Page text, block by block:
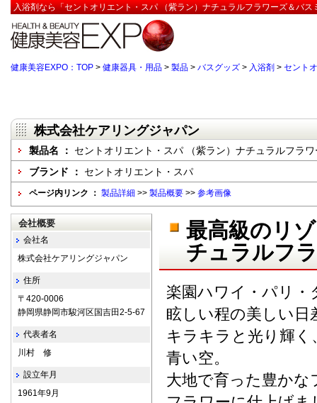
入浴剤なら「セントオリエント・スパ （紫ラン）ナチュラルフラワーズ＆バ
健康美容EXPO：TOP > 健康器具・用品 > 製品 > バスグッズ > 入浴剤 > セント
株式会社ケアリングジャパン
製品名 ： セントオリエント・スパ （紫ラン）ナチュラルフラ
ブランド ： セントオリエント・スパ
ページ内リンク ： 製品詳細 >> 製品概要 >> 参考画像
最高級のリ
チュラルフ
楽園ハワイ・パリ・
眩しい程の美しい日
キラキラと光り輝
青い空。
大地で育った豊か
会社概要
会社名
株式会社ケアリングジャパン
住所
〒420-0006
静岡県静岡市駿河区国吉田2-5-67
代表者名
川村 修
設立年月
1961年9月